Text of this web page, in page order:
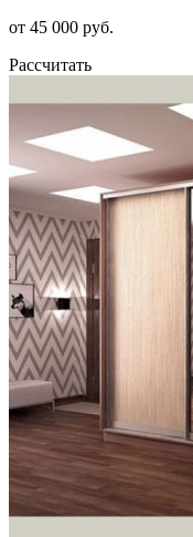
от 45 000 руб.
Рассчитать